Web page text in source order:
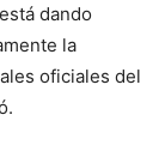
dando
la
oficiales del